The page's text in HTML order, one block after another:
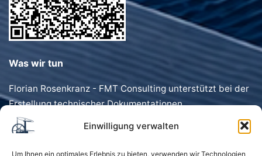
Einwilligung verwalten
Um Ihnen ein optimales Erlebnis zu bieten, verwenden wir Technologien
Was wir tun
Florian Rosenkranz - FMT Consulting unterstützt bei der
Erstellung technischer Dokumentationen,
Förderanträgen, Dokumentenvorlagen und
Geschäftstexten. Schnell, präzise und individuell.